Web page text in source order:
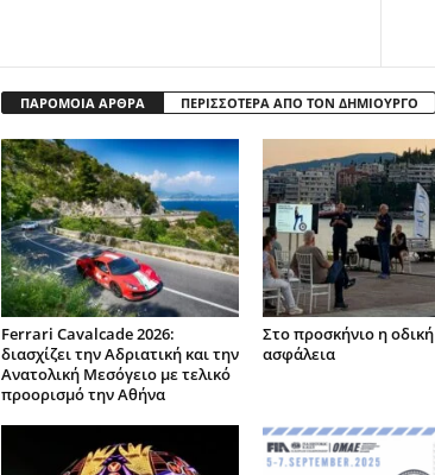
ΠΑΡΟΜΟΙΑ ΑΡΘΡΑ ΠΕΡΙΣΣΟΤΕΡΑ ΑΠΟ ΤΟΝ ΔΗΜΙΟΥΡΓΟ
Ferrari Cavalcade 2026:
διασχίζει την Αδριατική και την
Ανατολική Μεσόγειo με τελικό
προορισμό την Αθήνα
Στο προσκήνιο η οδική
ασφάλεια